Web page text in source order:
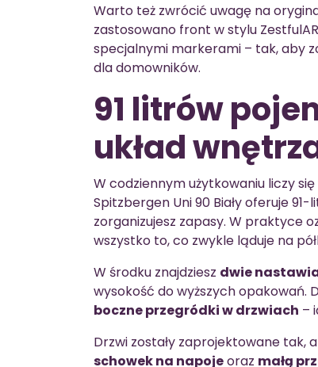
Warto też zwrócić uwagę na
zastosowano front w stylu
specjalnymi markerami – tak, aby
dla domowników.
91 litrów
układ
W codziennym użytkowaniu liczy
Spitzbergen Uni 90 Biały oferuje
zorganizujesz zapasy. W praktyce
wszystko to, co zwykle ląduje na
W środku znajdziesz dwie
wysokość do wyższych opakowań.
boczne przegródki w drzwiach –
Drzwi zostały zaprojektowane tak,
schowek na napojeoraz małą